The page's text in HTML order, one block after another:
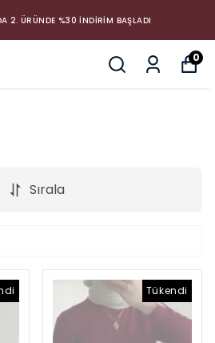
2. ÜRÜNDE %30 İNDİRİM BAŞLADI
0
Sırala
Tükendi